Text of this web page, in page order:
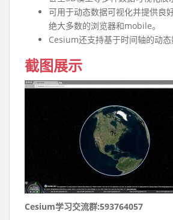
可用于动态数据可视化并提供良
绝大多数的浏览器和mobile。
Cesium还支持基于时间轴的动
截图展示
Cesium学习交流群:593764057